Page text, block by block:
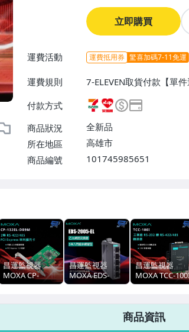
立即購買
運費活動 運費抵用券 驚喜加碼7-11免運
運費規則
7-ELEVEN取貨付款【單
取貨不付款【單件運費
【單件運費$60、消費滿
消費滿$3000免運費】、
付款方式
商品狀況
全新品
所在地區
高雄市
商品編號
101745985651
昌運監視器
MOXA CP-
132EL-DB9M 2
PCI Express 串
昌運監視器
MOXA EDS-
2005-EL 金屬外
網管型 乙太網路
昌運監視器
MOXA TCC-
工業級 RS-232
串列至串列轉換
器
商品資訊